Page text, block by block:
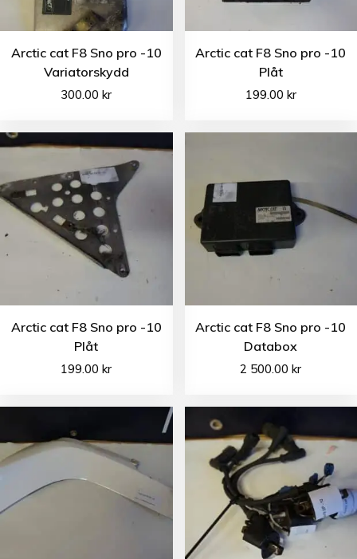
Arctic cat F8 Sno pro -10
Variatorskydd
300.00kr
Arctic cat F8 Sno pro -10
Plåt
199.00 kr
Arctic cat F8 Sno pro -10
Plåt
199.00kr
Arctic cat F8 Sno pro -10
Databox
2 500.00kr